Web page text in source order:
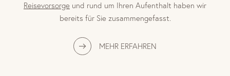
Reisevorsorge und rund um Ihren Aufenthalt haben wir
bereits für Sie zusammengefasst.
MEHR ERFAHREN